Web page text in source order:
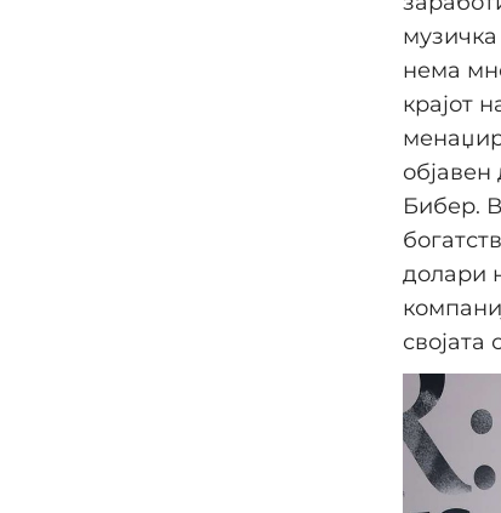
нема
крајот
Бибер.
долари